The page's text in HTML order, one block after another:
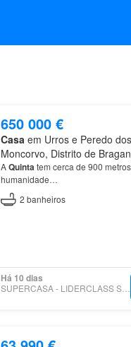
650 000 €
Casaem Urros e Peredo
Moncorvo, Distrito de
AQuintatem cerca de 900
humanidade…
2 banheiros
Há 10 dias
SUPERCASA - LIDERCLASS SOCIEDADE DE MEDIAÇÃO IMOBILIÁRIA, LDA